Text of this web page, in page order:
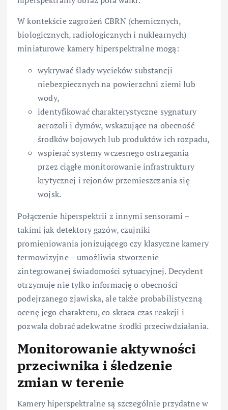
W kontekście zagrożeń CBRN (chemicznych,
biologicznych, radiologicznych i nuklearnych)
miniaturowe kamery hiperspektralne mogą:
wykrywać ślady wycieków substancji
niebezpiecznych na powierzchni ziemi lub
wody,
identyfikować charakterystyczne sygnatury
aerozoli i dymów, wskazujące na obecność
środków bojowych lub produktów ich rozpadu,
wspierać systemy wczesnego ostrzegania
przez ciągłe monitorowanie infrastruktury
krytycznej i rejonów przemieszczania się
wojsk.
Połączenie hiperspektrii z innymi sensorami –
takimi jak detektory gazów, czujniki
promieniowania jonizującego czy klasyczne kamery
termowizyjne – umożliwia stworzenie
zintegrowanej świadomości sytuacyjnej. Decydent
otrzymuje nie tylko informację o obecności
podejrzanego zjawiska, ale także probabilistyczną
ocenę jego charakteru, co skraca czas reakcji i
pozwala dobrać adekwatne środki przeciwdziałania.
Monitorowanie aktywności
przeciwnika i śledzenie
zmian w terenie
Kamery hiperspektralne są szczególnie przydatne w